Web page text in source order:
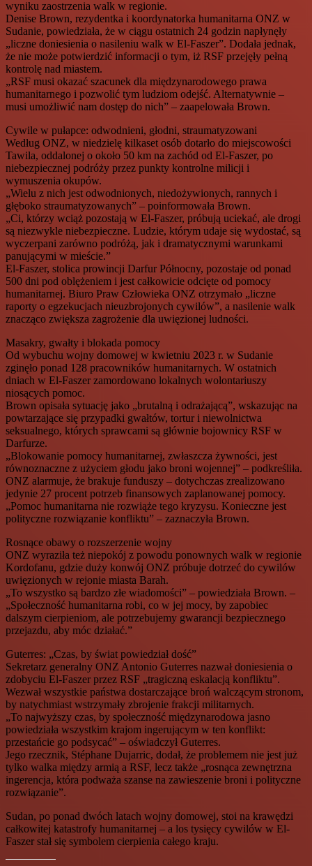
wyniku zaostrzenia walk w regionie.
Denise Brown, rezydentka i koordynatorka humanitarna ONZ w
Sudanie, powiedziała, że w ciągu ostatnich 24 godzin napłynęły
„liczne doniesienia o nasileniu walk w El-Faszer”. Dodała jednak,
że nie może potwierdzić informacji o tym, iż RSF przejęły pełną
kontrolę nad miastem.
„RSF musi okazać szacunek dla międzynarodowego prawa
humanitarnego i pozwolić tym ludziom odejść. Alternatywnie –
musi umożliwić nam dostęp do nich” – zaapelowała Brown.
Cywile w pułapce: odwodnieni, głodni, straumatyzowani
Według ONZ, w niedzielę kilkaset osób dotarło do miejscowości
Tawila, oddalonej o około 50 km na zachód od El-Faszer, po
niebezpiecznej podróży przez punkty kontrolne milicji i
wymuszenia okupów.
„Wielu z nich jest odwodnionych, niedożywionych, rannych i
głęboko straumatyzowanych” – poinformowała Brown.
„Ci, którzy wciąż pozostają w El-Faszer, próbują uciekać, ale drogi
są niezwykle niebezpieczne. Ludzie, którym udaje się wydostać, są
wyczerpani zarówno podróżą, jak i dramatycznymi warunkami
panującymi w mieście.”
El-Faszer, stolica prowincji Darfur Północny, pozostaje od ponad
500 dni pod oblężeniem i jest całkowicie odcięte od pomocy
humanitarnej. Biuro Praw Człowieka ONZ otrzymało „liczne
raporty o egzekucjach nieuzbrojonych cywilów”, a nasilenie walk
znacząco zwiększa zagrożenie dla uwięzionej ludności.
Masakry, gwałty i blokada pomocy
Od wybuchu wojny domowej w kwietniu 2023 r. w Sudanie
zginęło ponad 128 pracowników humanitarnych. W ostatnich
dniach w El-Faszer zamordowano lokalnych wolontariuszy
niosących pomoc.
Brown opisała sytuację jako „brutalną i odrażającą”, wskazując na
powtarzające się przypadki gwałtów, tortur i niewolnictwa
seksualnego, których sprawcami są głównie bojownicy RSF w
Darfurze.
„Blokowanie pomocy humanitarnej, zwłaszcza żywności, jest
równoznaczne z użyciem głodu jako broni wojennej” – podkreśliła.
ONZ alarmuje, że brakuje funduszy – dotychczas zrealizowano
jedynie 27 procent potrzeb finansowych zaplanowanej pomocy.
„Pomoc humanitarna nie rozwiąże tego kryzysu. Konieczne jest
polityczne rozwiązanie konfliktu” – zaznaczyła Brown.
Rosnące obawy o rozszerzenie wojny
ONZ wyraziła też niepokój z powodu ponownych walk w regionie
Kordofanu, gdzie duży konwój ONZ próbuje dotrzeć do cywilów
uwięzionych w rejonie miasta Barah.
„To wszystko są bardzo złe wiadomości” – powiedziała Brown. –
„Społeczność humanitarna robi, co w jej mocy, by zapobiec
dalszym cierpieniom, ale potrzebujemy gwarancji bezpiecznego
przejazdu, aby móc działać.”
Guterres: „Czas, by świat powiedział dość”
Sekretarz generalny ONZ Antonio Guterres nazwał doniesienia o
zdobyciu El-Faszer przez RSF „tragiczną eskalacją konfliktu”.
Wezwał wszystkie państwa dostarczające broń walczącym stronom,
by natychmiast wstrzymały zbrojenie frakcji militarnych.
„To najwyższy czas, by społeczność międzynarodowa jasno
powiedziała wszystkim krajom ingerującym w ten konflikt:
przestańcie go podsycać” – oświadczył Guterres.
Jego rzecznik, Stéphane Dujarric, dodał, że problemem nie jest już
tylko walka między armią a RSF, lecz także „rosnąca zewnętrzna
ingerencja, która podważa szanse na zawieszenie broni i polityczne
rozwiązanie”.
Sudan, po ponad dwóch latach wojny domowej, stoi na krawędzi
całkowitej katastrofy humanitarnej – a los tysięcy cywilów w El-
Faszer stał się symbolem cierpienia całego kraju.